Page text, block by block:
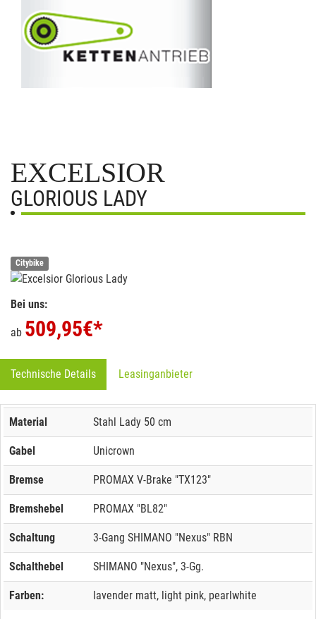
EXCELSIOR
GLORIOUS LADY
Citybike
Bei uns:
ab 509,95€*
Technische Details Leasinganbieter
Material Stahl Lady 50 cm
Gabel Unicrown
Bremse PROMAX V-Brake "TX123"
Bremshebel PROMAX "BL82"
Schaltung 3-Gang SHIMANO "Nexus" RBN
Schalthebel SHIMANO "Nexus", 3-Gg.
Farben: lavender matt, light pink, pearlwhite